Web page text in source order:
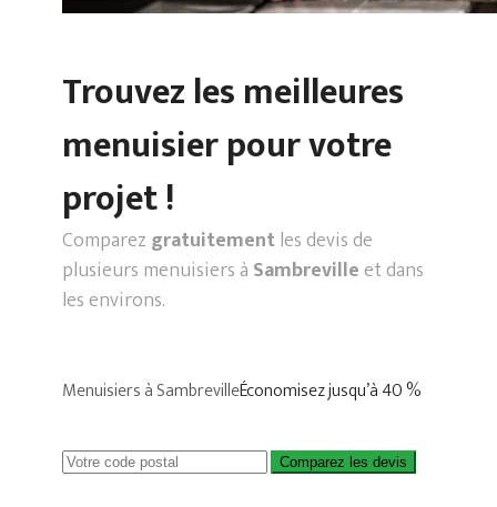
Trouvez les meilleures
menuisier pour votre
projet !
Comparez gratuitementles devis de
plusieurs menuisiers à Sambrevilleet dans
les environs.
Menuisiers à SambrevilleÉconomisez jusqu’à 40 %
Comparez les devis